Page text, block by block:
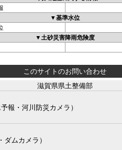
▼基準水位
▼土砂災害降雨危険度
このサイトのお問い合わせ
滋賀県県土整備部
報・河川防災カメラ）
ムカメラ）